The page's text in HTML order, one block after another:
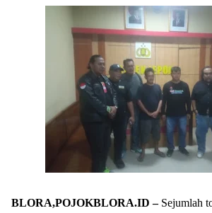
BLORA,POJOKBLORA.ID –Sejumlah